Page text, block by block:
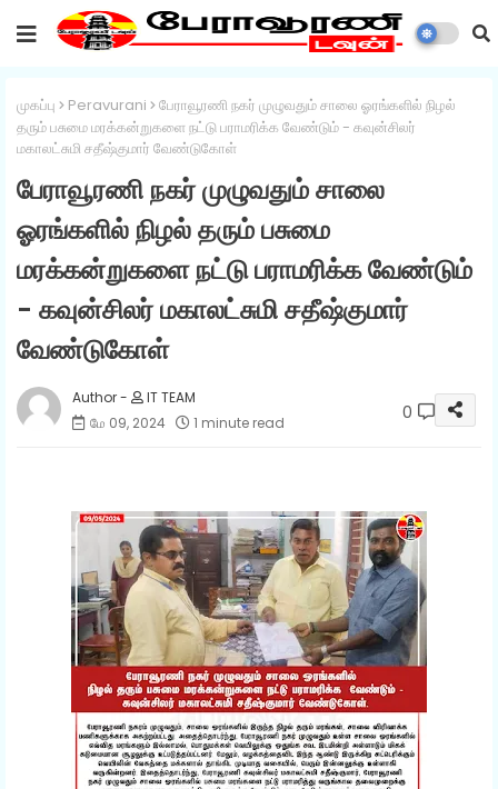
முகப்பு Peravurani
பேராவூரணி நகர் முழுவதும் சாலை ஓரங்களில் நிழல்
தரும் பசுமை மரக்கன்றுகளை நட்டு பராமரிக்க வேண்டும் - கவுன்சிலர்
மகாலட்சுமி சதீஷ்குமார் வேண்டுகோள்
பேராவூரணி நகர் முழுவதும் சாலை
ஓரங்களில் நிழல் தரும் பசுமை
மரக்கன்றுகளை நட்டு பராமரிக்க வேண்டும்
- கவுன்சிலர் மகாலட்சுமி சதீஷ்குமார்
வேண்டுகோள்
IT TEAM
மே 09, 2024
1 minute read 0